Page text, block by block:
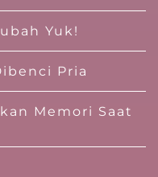
Yuk!
Pria
Memori Saat